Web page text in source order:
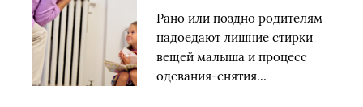
горшку
Рано или поздно родителям
надоедают лишние стирки
вещей малыша и процесс
одевания-снятия…